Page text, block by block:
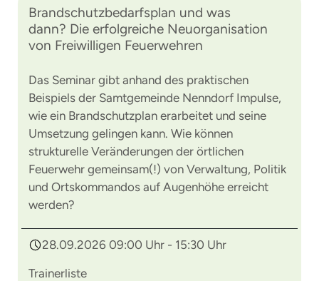
Brandschutzbedarfsplan und was
dann? Die erfolgreiche Neuorganisation
von Freiwilligen Feuerwehren
Das Seminar gibt anhand des praktischen
Beispiels der Samtgemeinde Nenndorf Impulse,
wie ein Brandschutzplan erarbeitet und seine
Umsetzung gelingen kann. Wie können
strukturelle Veränderungen der örtlichen
Feuerwehr gemeinsam(!) von Verwaltung, Politik
und Ortskommandos auf Augenhöhe erreicht
werden?
28.09.2026 09:00 Uhr - 15:30 Uhr
Trainerliste